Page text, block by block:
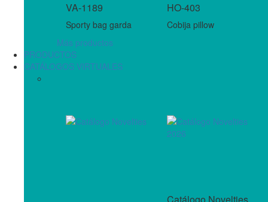
VA-1189
Sporty bag garda
HO-403
Cobija pillow
Más productos
PRODUCTOS
CATÁLOGOS VIRTUALES